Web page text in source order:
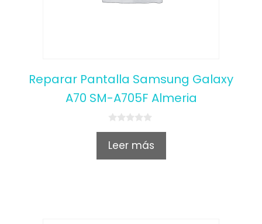
Reparar Pantalla Samsung Galaxy
A70 SM-A705F Almeria
0
u
Leer más